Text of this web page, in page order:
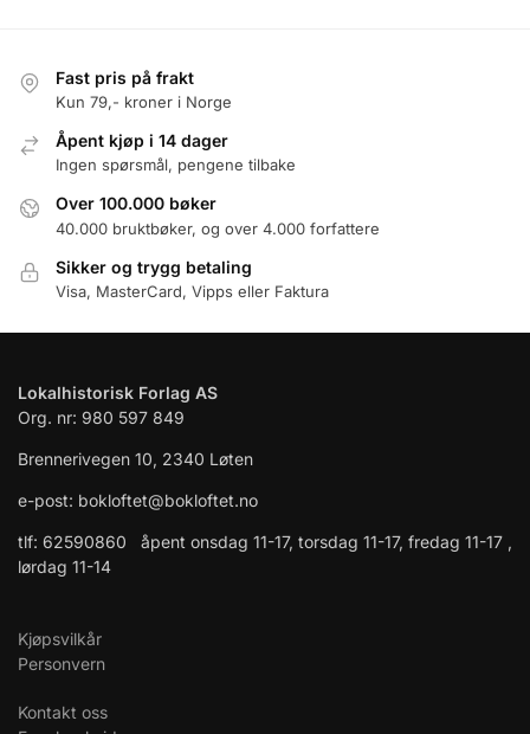
Fast pris på frakt
Kun 79,- kroner i Norge
Åpent kjøp i 14 dager
Ingen spørsmål, pengene tilbake
Over 100.000 bøker
40.000 bruktbøker, og over 4.000 forfattere
Sikker og trygg betaling
Visa, MasterCard, Vipps eller Faktura
Lokalhistorisk Forlag AS
Org. nr: 980 597 849
Brennerivegen 10, 2340 Løten
e-post: bokloftet@bokloftet.no
tlf: 62590860 åpent onsdag 11-17, torsdag 11-17, fredag 11-17 ,
lørdag 11-14
Kjøpsvilkår
Personvern
Kontakt oss